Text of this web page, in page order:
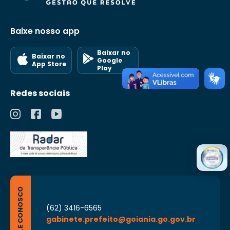
Baixe nosso app
Baixar no
App Store
Baixar no
Google
Play
Redes sociais
FALE CONOSCO
(62) 3416-6565
gabinete.prefeito@goiania.go.gov.br